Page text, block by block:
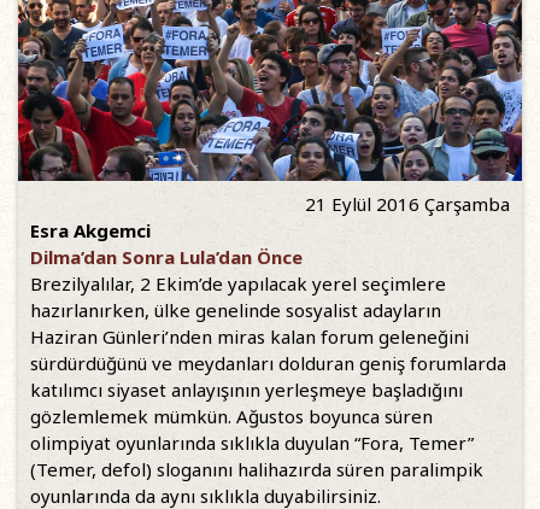
21 Eylül 2016 Çarşamba
Esra Akgemci
Dilma’dan Sonra Lula’dan Önce
Brezilyalılar, 2 Ekim’de yapılacak yerel seçimlere
hazırlanırken, ülke genelinde sosyalist adayların
Haziran Günleri’nden miras kalan forum geleneğini
sürdürdüğünü ve meydanları dolduran geniş forumlarda
katılımcı siyaset anlayışının yerleşmeye başladığını
gözlemlemek mümkün. Ağustos boyunca süren
olimpiyat oyunlarında sıklıkla duyulan “Fora, Temer”
(Temer, defol) sloganını halihazırda süren paralimpik
oyunlarında da aynı sıklıkla duyabilirsiniz.